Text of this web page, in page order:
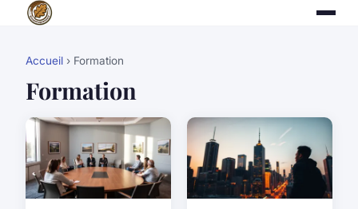
Accueil › Formation
Formation